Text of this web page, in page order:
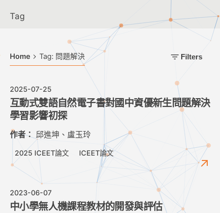
Tag
Home Tag: 問題解決 Filters
2025-07-25
互動式雙語自然電子書對國中資優新生問題解決
學習影響初探
作者： 邱進坤、盧玉玲
2025 ICEET論文 ICEET論文
2023-06-07
中小學無人機課程教材的開發與評估